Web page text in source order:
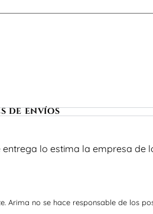
de envíos
lo estima la empresa de
Arima no se hace responsable de los